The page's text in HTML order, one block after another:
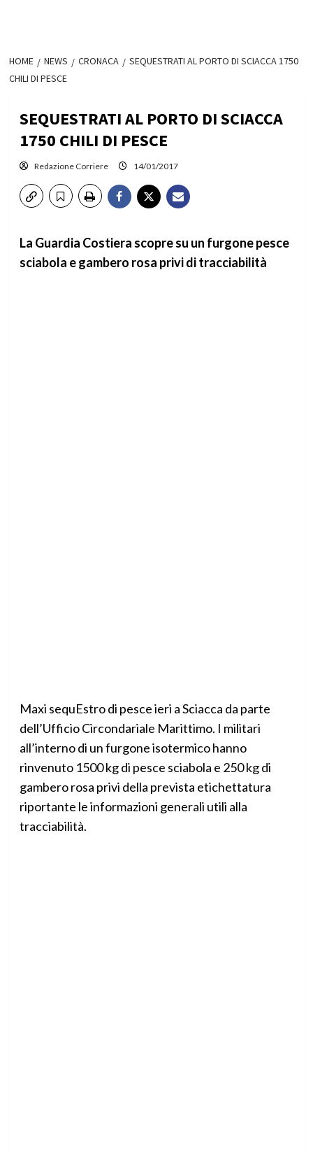
HOME NEWS CRONACA
SEQUESTRATI AL PORTO DI SCIACCA 1750
CHILI DI PESCE
SEQUESTRATI AL PORTO DI SCIACCA
1750 CHILI DI PESCE
Redazione Corriere 14/01/2017
La Guardia Costiera scopre su un furgone pesce
sciabola e gambero rosa privi di tracciabilità
Maxi sequEstro di pesce ieri a Sciacca da parte
dell’Ufficio Circondariale Marittimo. I militari
all’interno di un furgone isotermico hanno
rinvenuto 1500 kg di pesce sciabola e 250 kg di
gambero rosa privi della prevista etichettatura
riportante le informazioni generali utili alla
tracciabilità.